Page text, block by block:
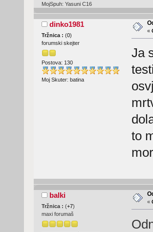
MojSpuh: Yasuni C16
dinko1981
Tržnica : (0)
forumski skejter
Postova: 130
Moj Skuter: batina
«
Ja
to
balki
Tržnica : (+7)
maxi forumaš
«